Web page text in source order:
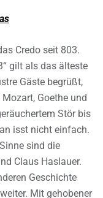
Credo seit 803.
gilt als das älteste
Gäste begrüßt,
Goethe und
Stör bis
isst nicht einfach.
sind die
Claus Haslauer.
Geschichte
Mit gehobener